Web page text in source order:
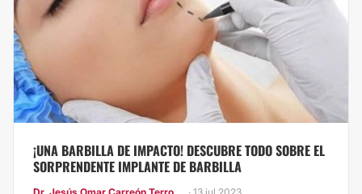
¡UNA BARBILLA DE IMPACTO! DESCUBRE TODO SOBRE EL
SORPRENDENTE IMPLANTE DE BARBILLA